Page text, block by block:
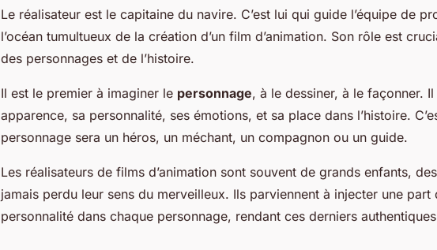
Le réalisateur est le capitaine du navire. C’est lui qui guide l’équipe de
l’océan tumultueux de la création d’un film d’animation. Son rôle est
des personnages et de l’histoire.
Il est le premier à imaginer le personnage, à le dessiner, à le façonner.
apparence, sa personnalité, ses émotions, et sa place dans l’histoire.
personnage sera un héros, un méchant, un compagnon ou un guide.
Les réalisateurs de films d’animation sont souvent de grands enfants,
jamais perdu leur sens du merveilleux. Ils parviennent à injecter une
personnalité dans chaque personnage, rendant ces derniers